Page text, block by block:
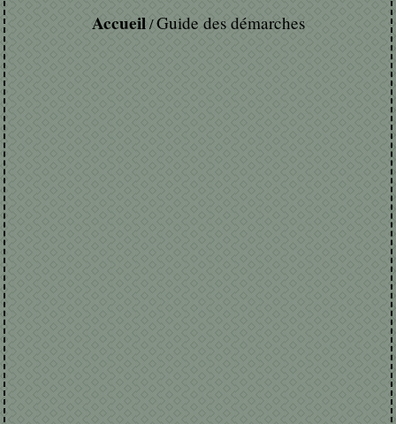
Accueil/Guide des démarches